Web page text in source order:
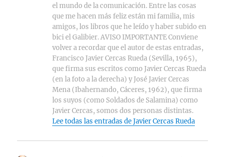
el mundo de la comunicación. Entre las cosas
que me hacen más feliz están mi familia, mis
amigos, los libros que he leído y haber subido en
bici el Galibier. AVISO IMPORTANTE Conviene
volver a recordar que el autor de estas entradas,
Francisco Javier Cercas Rueda (Sevilla, 1965),
que firma sus escritos como Javier Cercas Rueda
(en la foto a la derecha) y José Javier Cercas
Mena (Ibahernando, Cáceres, 1962), que firma
los suyos (como Soldados de Salamina) como
Javier Cercas, somos dos personas distintas.
Lee todas las entradas de Javier Cercas Rueda